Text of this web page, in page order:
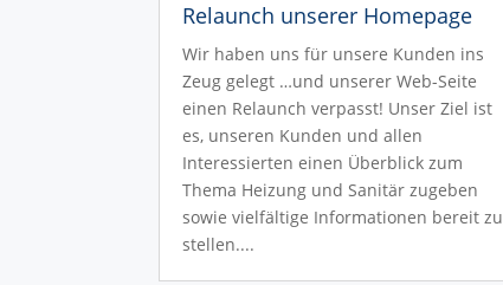
Relaunch unserer Homepage
Wir haben uns für unsere Kunden ins
Zeug gelegt …und unserer Web-Seite
einen Relaunch verpasst! Unser Ziel ist
es, unseren Kunden und allen
Interessierten einen Überblick zum
Thema Heizung und Sanitär zugeben
sowie vielfältige Informationen bereit zu
stellen....